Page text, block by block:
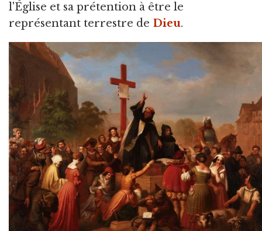
l'Église et sa prétention à être le
représentant terrestre de Dieu.